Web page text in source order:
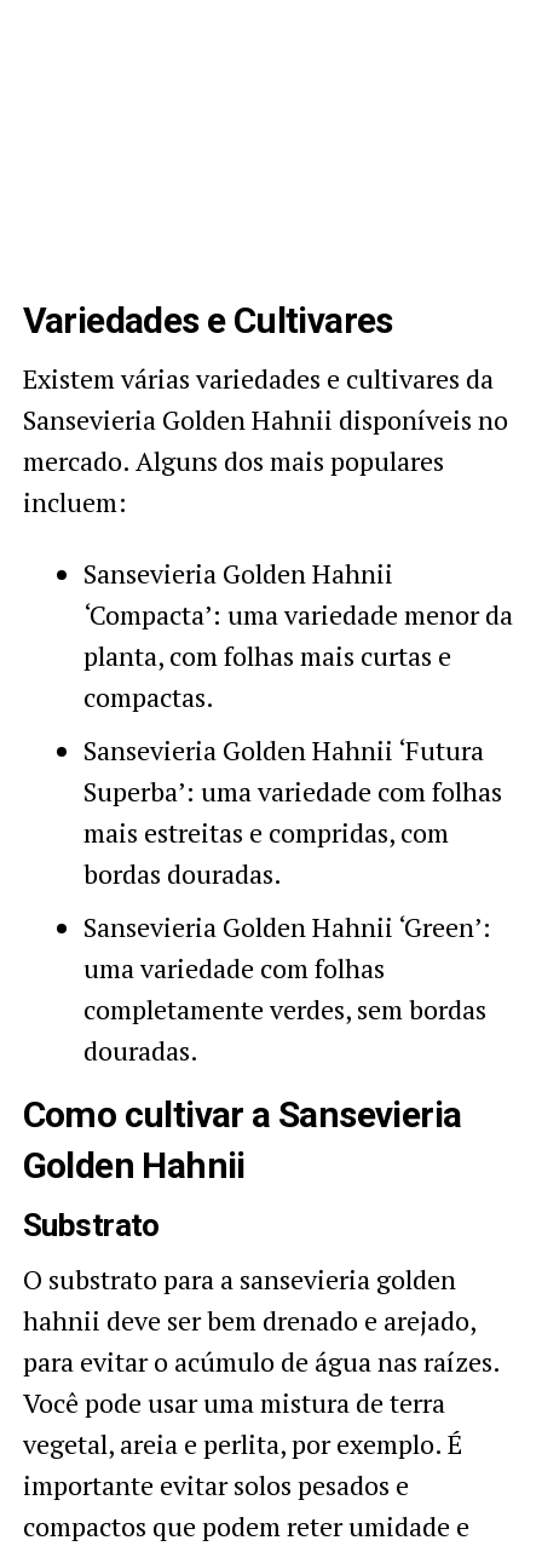
Variedades e Cultivares
Existem várias variedades e cultivares da
Sansevieria Golden Hahnii disponíveis no
mercado. Alguns dos mais populares
incluem:
Sansevieria Golden Hahnii
‘Compacta’: uma variedade menor da
planta, com folhas mais curtas e
compactas.
Sansevieria Golden Hahnii ‘Futura
Superba’: uma variedade com folhas
mais estreitas e compridas, com
bordas douradas.
Sansevieria Golden Hahnii ‘Green’:
uma variedade com folhas
completamente verdes, sem bordas
douradas.
Como cultivar a Sansevieria
Golden Hahnii
Substrato
O substrato para a sansevieria golden
hahnii deve ser bem drenado e arejado,
para evitar o acúmulo de água nas raízes.
Você pode usar uma mistura de terra
vegetal, areia e perlita, por exemplo. É
importante evitar solos pesados e
compactos que podem reter umidade e